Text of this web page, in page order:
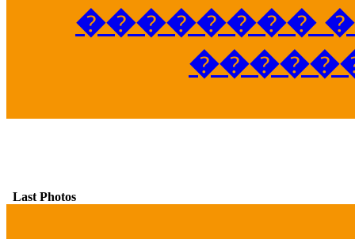
��������
Last Photos